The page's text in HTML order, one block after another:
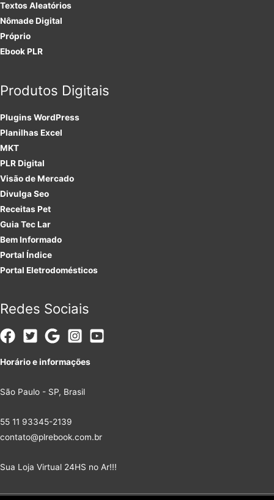
Textos Aleatórios
Nômade Digital
Próprio
Ebook PLR
Produtos Digitais
PluginsWordPress
Planilhas Excel
MKT
PLRDigital
Visão de Mercado
Divulga Seo
Receitas Pet
Guia Tec Lar
Bem Informado
Portal Índice
Portal Eletrodomésticos
Redes Sociais
Horário e informações
São Paulo - SP, Brasil
55 11 93345-2139
contato@plrebook.com.br
Sua Loja Virtual 24HS no Ar!!!